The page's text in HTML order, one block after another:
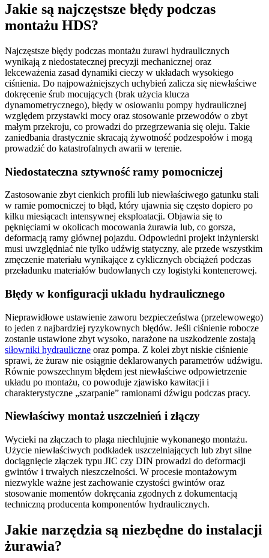
Jakie są najczęstsze błędy podczas
montażu HDS?
Najczęstsze błędy podczas montażu żurawi hydraulicznych
wynikają z niedostatecznej precyzji mechanicznej oraz
lekceważenia zasad dynamiki cieczy w układach wysokiego
ciśnienia. Do najpoważniejszych uchybień zalicza się niewłaściwe
dokręcenie śrub mocujących (brak użycia klucza
dynamometrycznego), błędy w osiowaniu pompy hydraulicznej
względem przystawki mocy oraz stosowanie przewodów o zbyt
małym przekroju, co prowadzi do przegrzewania się oleju. Takie
zaniedbania drastycznie skracają żywotność podzespołów i mogą
prowadzić do katastrofalnych awarii w terenie.
Niedostateczna sztywność ramy pomocniczej
Zastosowanie zbyt cienkich profili lub niewłaściwego gatunku stali
w ramie pomocniczej to błąd, który ujawnia się często dopiero po
kilku miesiącach intensywnej eksploatacji. Objawia się to
pęknięciami w okolicach mocowania żurawia lub, co gorsza,
deformacją ramy głównej pojazdu. Odpowiedni projekt inżynierski
musi uwzględniać nie tylko udźwig statyczny, ale przede wszystkim
zmęczenie materiału wynikające z cyklicznych obciążeń podczas
przeładunku materiałów budowlanych czy logistyki kontenerowej.
Błędy w konfiguracji układu hydraulicznego
Nieprawidłowe ustawienie zaworu bezpieczeństwa (przelewowego)
to jeden z najbardziej ryzykownych błędów. Jeśli ciśnienie robocze
zostanie ustawione zbyt wysoko, narażone na uszkodzenie zostają
siłowniki hydrauliczne oraz pompa. Z kolei zbyt niskie ciśnienie
sprawi, że żuraw nie osiągnie deklarowanych parametrów udźwigu.
Równie powszechnym błędem jest niewłaściwe odpowietrzenie
układu po montażu, co powoduje zjawisko kawitacji i
charakterystyczne „szarpanie” ramionami dźwigu podczas pracy.
Niewłaściwy montaż uszczelnień i złączy
Wycieki na złączach to plaga niechlujnie wykonanego montażu.
Użycie niewłaściwych podkładek uszczelniających lub zbyt silne
dociągnięcie złączek typu JIC czy DIN prowadzi do deformacji
gwintów i trwałych nieszczelności. W procesie montażowym
niezwykle ważne jest zachowanie czystości gwintów oraz
stosowanie momentów dokręcania zgodnych z dokumentacją
techniczną producenta komponentów hydraulicznych.
Jakie narzędzia są niezbędne do instalacji
żurawia?